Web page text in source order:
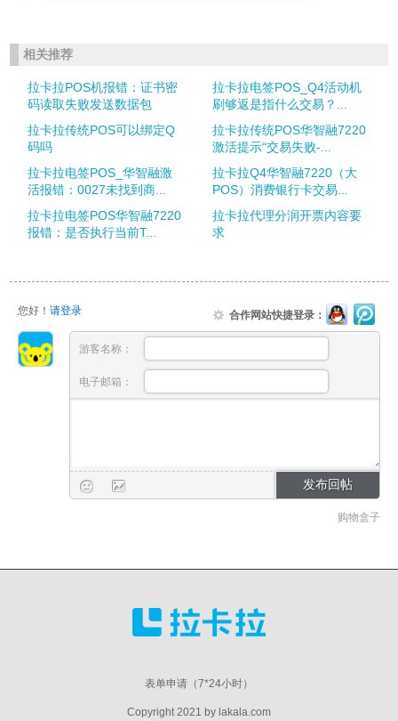
相关推荐
拉卡拉POS机报错：证书密
码读取失败发送数据包
拉卡拉电签POS_Q4活动机
刷够返是指什么交易？...
拉卡拉传统POS可以绑定Q
码吗
拉卡拉传统POS华智融7220
激活提示“交易失败-...
拉卡拉电签POS_华智融激
活报错：0027未找到商...
拉卡拉Q4华智融7220（大
POS）消费银行卡交易...
拉卡拉电签POS华智融7220
报错：是否执行当前T...
拉卡拉代理分润开票内容要
求
您好！ 请登录 合作网站快捷登录：
游客名称：
电子邮箱：
购物盒子
表单申请（7*24小时）
Copyright 2021 by lakala.com